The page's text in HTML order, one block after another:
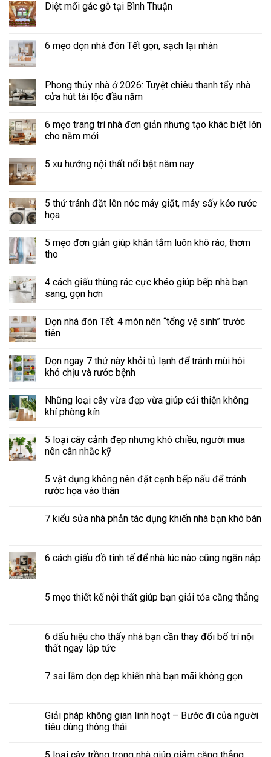
Diệt mối gác gỗ tại Bình Thuận
6 mẹo dọn nhà đón Tết gọn, sạch lại nhàn
Phong thủy nhà ở 2026: Tuyệt chiêu thanh tẩy nhà
cửa hút tài lộc đầu năm
6 mẹo trang trí nhà đơn giản nhưng tạo khác biệt lớn
cho năm mới
5 xu hướng nội thất nổi bật năm nay
5 thứ tránh đặt lên nóc máy giặt, máy sấy kẻo rước
họa
5 mẹo đơn giản giúp khăn tắm luôn khô ráo, thơm
tho
4 cách giấu thùng rác cực khéo giúp bếp nhà bạn
sang, gọn hơn
Dọn nhà đón Tết: 4 món nên “tổng vệ sinh” trước
tiên
Dọn ngay 7 thứ này khỏi tủ lạnh để tránh mùi hôi
khó chịu và rước bệnh
Những loại cây vừa đẹp vừa giúp cải thiện không
khí phòng kín
5 loại cây cảnh đẹp nhưng khó chiều, người mua
nên cân nhắc kỹ
5 vật dụng không nên đặt cạnh bếp nấu để tránh
rước họa vào thân
7 kiểu sửa nhà phản tác dụng khiến nhà bạn khó bán
6 cách giấu đồ tinh tế để nhà lúc nào cũng ngăn nắp
5 mẹo thiết kế nội thất giúp bạn giải tỏa căng thẳng
6 dấu hiệu cho thấy nhà bạn cần thay đổi bố trí nội
thất ngay lập tức
7 sai lầm dọn dẹp khiến nhà bạn mãi không gọn
Giải pháp không gian linh hoạt – Bước đi của người
tiêu dùng thông thái